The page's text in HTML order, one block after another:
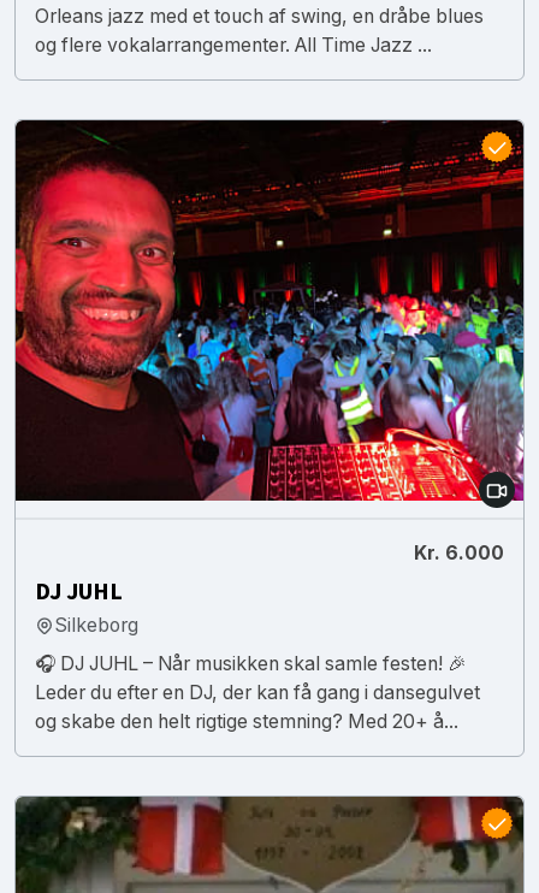
Orleans jazz med et touch af swing, en dråbe blues
og flere vokalarrangementer. All Time Jazz ...
Kr. 6.000
DJ JUHL
Silkeborg
🎧 DJ JUHL – Når musikken skal samle festen! 🎉
Leder du efter en DJ, der kan få gang i dansegulvet
og skabe den helt rigtige stemning? Med 20+ å...